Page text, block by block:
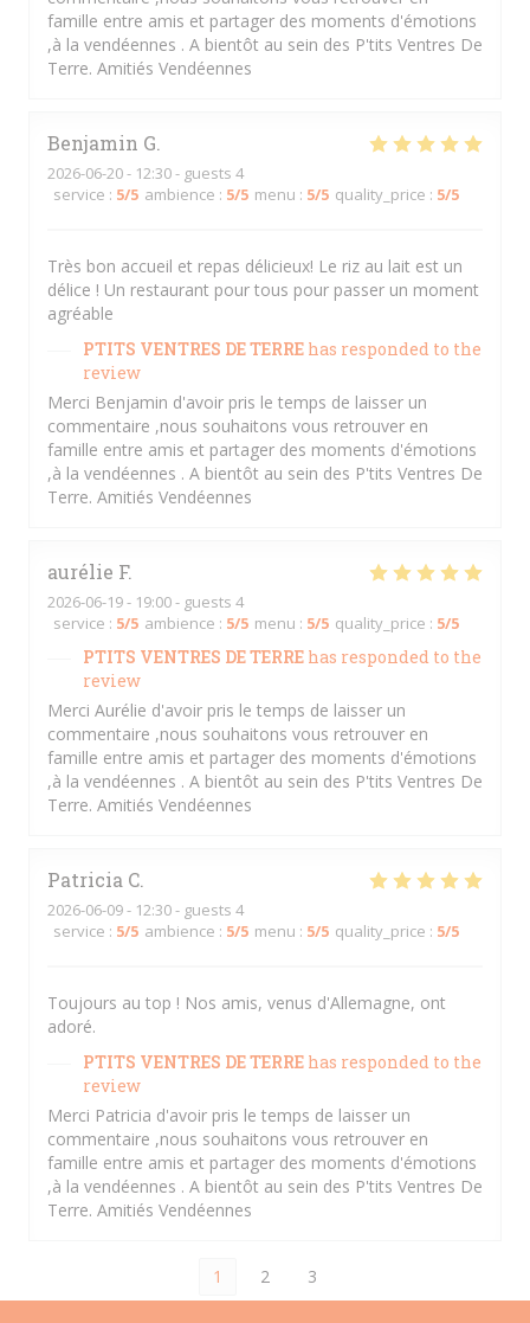
famille entre amis et partager des moments d'émotions
,à la vendéennes . A bientôt au sein des P'tits Ventres De
Terre. Amitiés Vendéennes
Benjamin G
2026-06-20- 12:30 - guests 4
service : 5/5 ambience : 5/5 menu : 5/5 quality_price : 5/5
Très bon accueil et repas délicieux! Le riz au lait est un
délice ! Un restaurant pour tous pour passer un moment
agréable
PTITS VENTRES DE TERRE has responded to the
review
Merci Benjamin d'avoir pris le temps de laisser un
commentaire ,nous souhaitons vous retrouver en
famille entre amis et partager des moments d'émotions
,à la vendéennes . A bientôt au sein des P'tits Ventres De
Terre. Amitiés Vendéennes
aurélie F
2026-06-19- 19:00 - guests 4
service : 5/5 ambience : 5/5 menu : 5/5 quality_price : 5/5
PTITS VENTRES DE TERRE has responded to the
review
Merci Aurélie d'avoir pris le temps de laisser un
commentaire ,nous souhaitons vous retrouver en
famille entre amis et partager des moments d'émotions
,à la vendéennes . A bientôt au sein des P'tits Ventres De
Terre. Amitiés Vendéennes
Patricia C
2026-06-09- 12:30 - guests 4
service : 5/5 ambience : 5/5 menu : 5/5 quality_price : 5/5
Toujours au top ! Nos amis, venus d'Allemagne, ont
adoré.
PTITS VENTRES DE TERRE has responded to the
review
Merci Patricia d'avoir pris le temps de laisser un
commentaire ,nous souhaitons vous retrouver en
famille entre amis et partager des moments d'émotions
,à la vendéennes . A bientôt au sein des P'tits Ventres De
Terre. Amitiés Vendéennes
1 2 3